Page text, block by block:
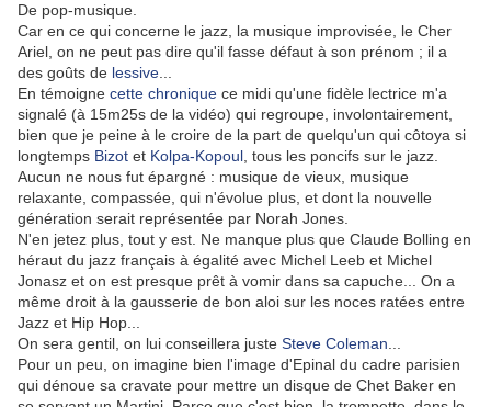
De pop-musique.
Car en ce qui concerne le jazz, la musique improvisée, le Cher
Ariel, on ne peut pas dire qu'il fasse défaut à son prénom ; il a
des goûts de lessive
En témoigne cette chronique ce midi qu'une fidèle lectrice m'a
signalé (à 15m25s de la vidéo) qui regroupe, involontairement,
bien que je peine à le croire de la part de quelqu'un qui côtoya si
longtemps Bizot et Kolpa-Kopoul , tous les poncifs sur le jazz.
Aucun ne nous fut épargné : musique de vieux, musique
relaxante, compassée, qui n'évolue plus, et dont la nouvelle
génération serait représentée par Norah Jones.
N'en jetez plus, tout y est. Ne manque plus que Claude Bolling en
héraut du jazz français à égalité avec Michel Leeb et Michel
Jonasz et on est presque prêt à vomir dans sa capuche... On a
même droit à la gausserie de bon aloi sur les noces ratées entre
Jazz et Hip Hop...
On sera gentil, on lui conseillera juste Steve Coleman
Pour un peu, on imagine bien l'image d'Epinal du cadre parisien
qui dénoue sa cravate pour mettre un disque de Chet Baker en